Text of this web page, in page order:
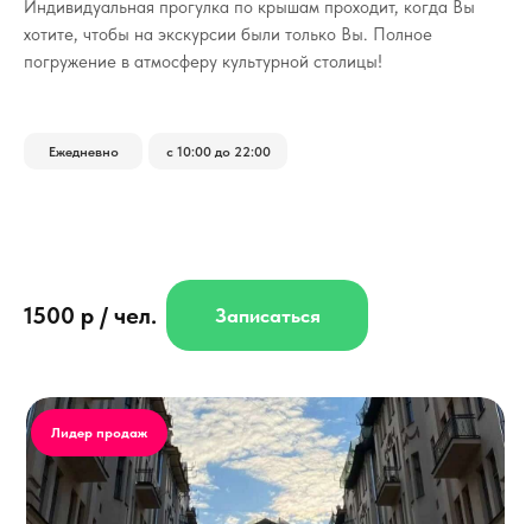
Индивидуальная прогулка по крышам проходит, когда Вы
хотите, чтобы на экскурсии были только Вы. Полное
погружение в атмосферу культурной столицы!
Ежедневно с 10:00 до 22:00
1500 р / чел. Записаться
Лидер продаж